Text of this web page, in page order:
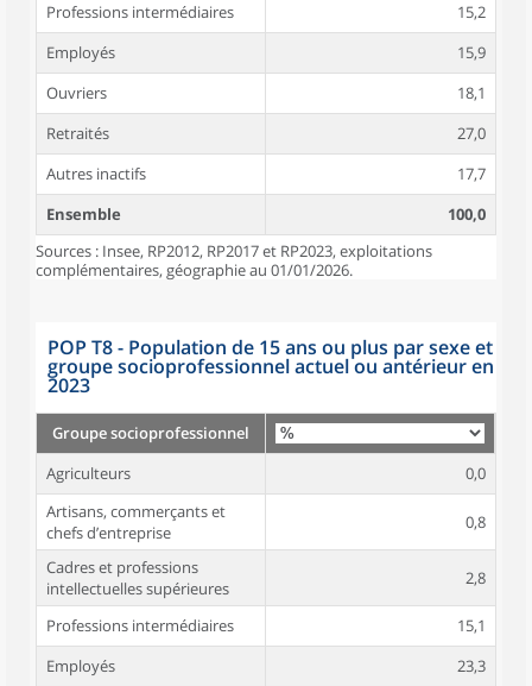
Professions intermédiaires
15,2
Employés
15,9
Ouvriers
18,1
Retraités
27,0
Autres inactifs
17,7
Ensemble
100,0
Sources : Insee, RP2012, RP2017 et RP2023, exploitations
complémentaires, géographie au 01/01/2026.
POP T8 - Population de 15 ans ou plus par sexe et
groupe socioprofessionnel actuel ou antérieur en
2023
Groupe socioprofessionnel
Agriculteurs
0,0
Artisans, commerçants et
chefs d’entreprise
0,8
Cadres et professions
intellectuelles supérieures
2,8
Professions intermédiaires
15,1
Employés
23,3